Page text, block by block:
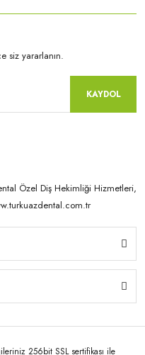
siz yararlanın.
KAYDOL
Özel Diş Hekimliği Hizmetleri,
256bit SSL sertifikası ile